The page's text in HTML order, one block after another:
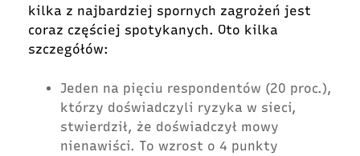
kilka z najbardziej spornych zagrożeń jest
coraz częściej spotykanych. Oto kilka
szczegółów:
Jeden na pięciu respondentów (20 proc.),
którzy doświadczyli ryzyka w sieci,
stwierdził, że doświadczył mowy
nienawiści. To wzrost o 4 punkty